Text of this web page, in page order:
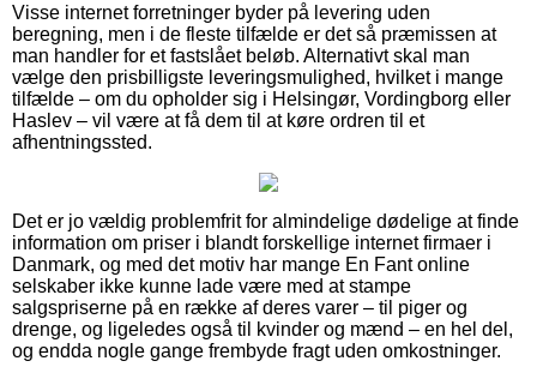
Visse internet forretninger byder på levering uden
beregning, men i de fleste tilfælde er det så præmissen at
man handler for et fastslået beløb. Alternativt skal man
vælge den prisbilligste leveringsmulighed, hvilket i mange
tilfælde – om du opholder sig i Helsingør, Vordingborg eller
Haslev – vil være at få dem til at køre ordren til et
afhentningssted.
Det er jo vældig problemfrit for almindelige dødelige at finde
information om priser i blandt forskellige internet firmaer i
Danmark, og med det motiv har mange En Fant online
selskaber ikke kunne lade være med at stampe
salgspriserne på en række af deres varer – til piger og
drenge, og ligeledes også til kvinder og mænd – en hel del,
og endda nogle gange frembyde fragt uden omkostninger.